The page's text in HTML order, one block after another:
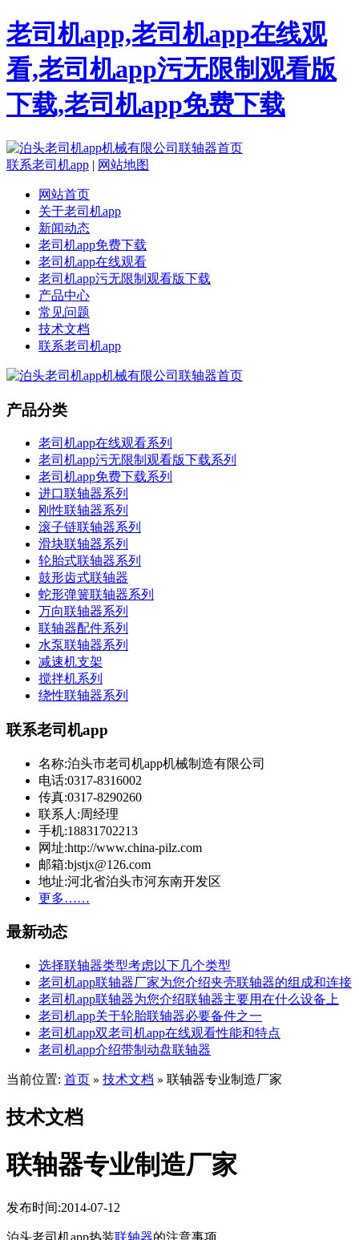
老司机app,老司机app在线观
看,老司机app污无限制观看版
下载,老司机app免费下载
联系老司机app | 网站地图
网站首页
关于老司机app
新闻动态
老司机app免费下载
老司机app在线观看
老司机app污无限制观看版下载
产品中心
常见问题
技术文档
联系老司机app
产品分类
老司机app在线观看系列
老司机app污无限制观看版下载系列
老司机app免费下载系列
进口联轴器系列
刚性联轴器系列
滚子链联轴器系列
滑块联轴器系列
轮胎式联轴器系列
鼓形齿式联轴器
蛇形弹簧联轴器系列
万向联轴器系列
联轴器配件系列
水泵联轴器系列
减速机支架
搅拌机系列
绕性联轴器系列
联系老司机app
名称:泊头市老司机app机械制造有限公司
电话:0317-8316002
传真:0317-8290260
联系人:周经理
手机:18831702213
网址:http://www.china-pilz.com
邮箱:bjstjx@126.com
地址:河北省泊头市河东南开发区
更多……
最新动态
选择联轴器类型考虑以下几个类型
老司机app联轴器厂家为您介绍夹壳联轴器的组成和连接
老司机app联轴器为您介绍联轴器主要用在什么设备上
老司机app关于轮胎联轴器必要备件之一
老司机app双老司机app在线观看性能和特点
老司机app介绍带制动盘联轴器
当前位置: 首页 » 技术文档 » 联轴器专业制造厂家
技术文档
联轴器专业制造厂家
发布时间:2014-07-12
泊头老司机app热装联轴器的注意事项